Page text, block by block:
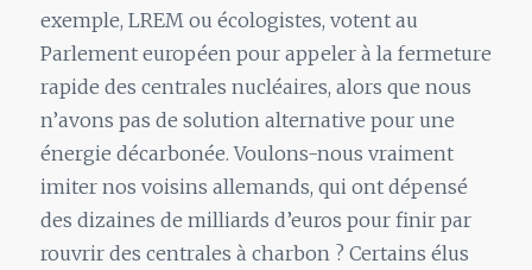
exemple, LREM ou écologistes, votent au
Parlement européen pour appeler à la fermeture
rapide des centrales nucléaires, alors que nous
n’avons pas de solution alternative pour une
énergie décarbonée. Voulons-nous vraiment
imiter nos voisins allemands, qui ont dépensé
des dizaines de milliards d’euros pour finir par
rouvrir des centrales à charbon ? Certains élus